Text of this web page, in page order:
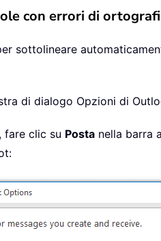
con errori di
sottolineare
di dialogo Opzioni di
fare clic su Posta nella barra